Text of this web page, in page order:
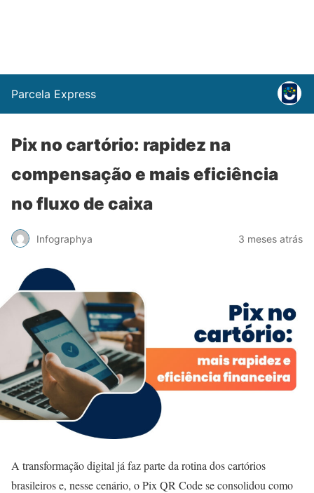
Parcela Express
Pix no cartório: rapidez na
compensação e mais eficiência
no fluxo de caixa
Infographya 3 meses atrás
A transformação digital já faz parte da rotina dos cartórios
brasileiros e, nesse cenário, o Pix QR Code se consolidou como